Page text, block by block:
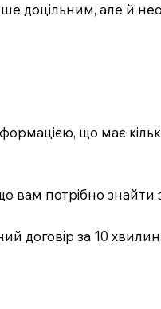
доцільним, але й
що має
потрібно знайти
договір за 10 хвилин,